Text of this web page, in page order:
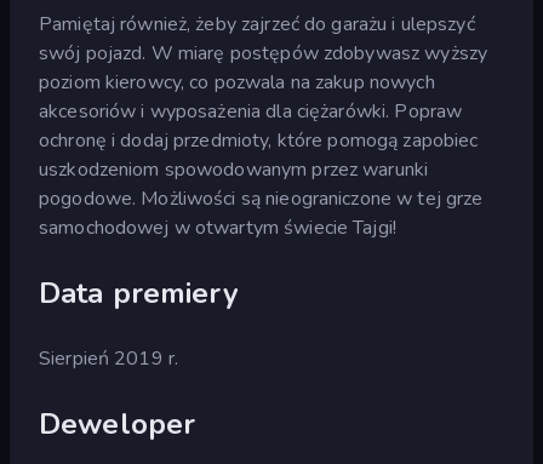
Pamiętaj również, żeby zajrzeć do garażu i ulepszyć
swój pojazd. W miarę postępów zdobywasz wyższy
poziom kierowcy, co pozwala na zakup nowych
akcesoriów i wyposażenia dla ciężarówki. Popraw
ochronę i dodaj przedmioty, które pomogą zapobiec
uszkodzeniom spowodowanym przez warunki
pogodowe. Możliwości są nieograniczone w tej grze
samochodowej w otwartym świecie Tajgi!
Data premiery
Sierpień 2019 r.
Deweloper